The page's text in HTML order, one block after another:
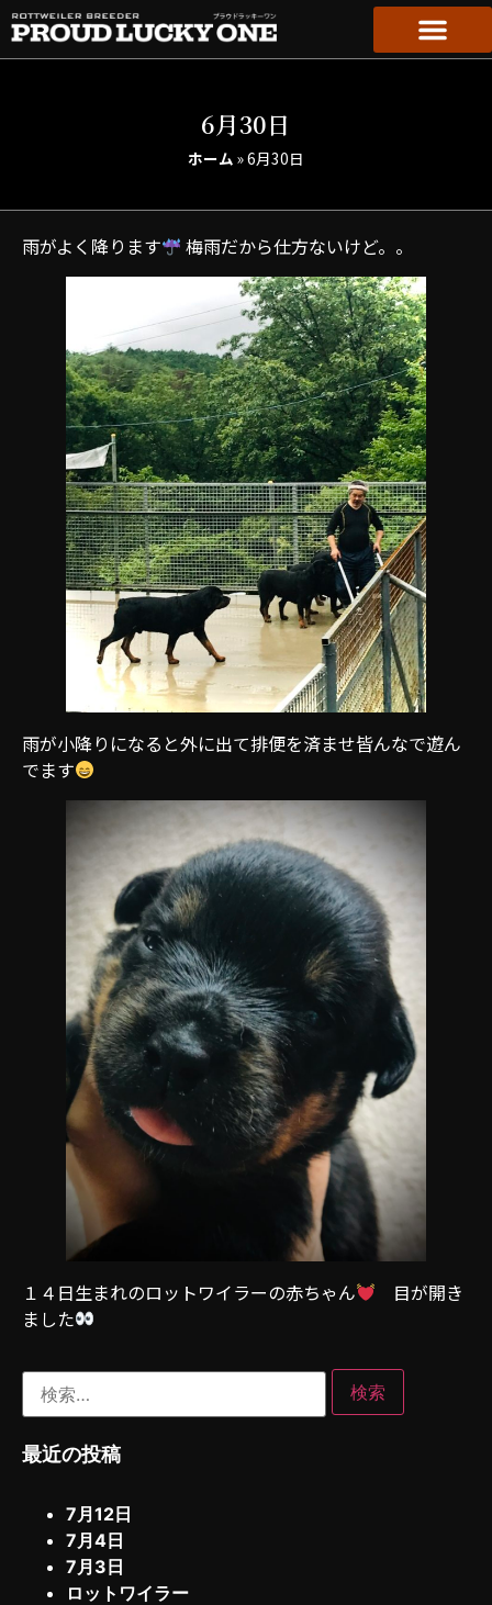
6月30日
ホーム »6月30日
雨がよく降ります 梅雨だから仕方ないけど。。
雨が小降りになると外に出て排便を済ませ皆んなで遊ん
でます
１４日生まれのロットワイラーの赤ちゃん
目が開き
ました
最近の投稿
7月12日
7月4日
7月3日
ロットワイラー